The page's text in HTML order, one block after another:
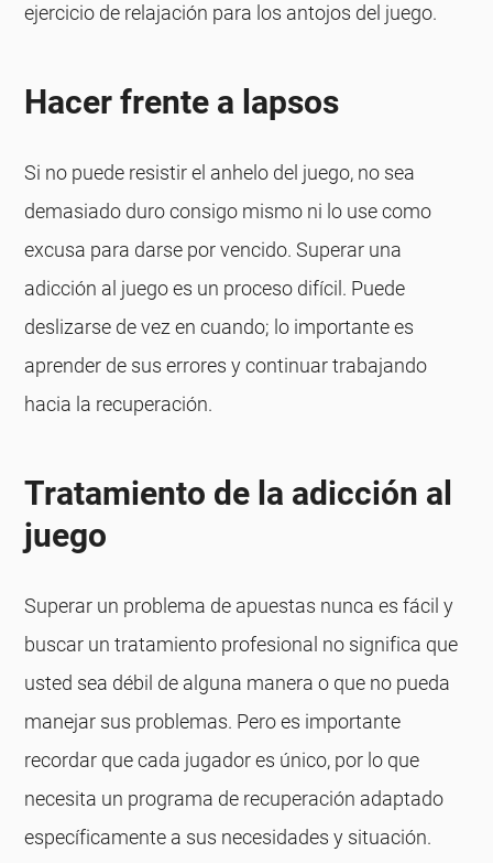
ejercicio de relajación para los antojos del juego.
Hacer frente a lapsos
Si no puede resistir el anhelo del juego, no sea
demasiado duro consigo mismo ni lo use como
excusa para darse por vencido. Superar una
adicción al juego es un proceso difícil. Puede
deslizarse de vez en cuando; lo importante es
aprender de sus errores y continuar trabajando
hacia la recuperación.
Tratamiento de la adicción al
juego
Superar un problema de apuestas nunca es fácil y
buscar un tratamiento profesional no significa que
usted sea débil de alguna manera o que no pueda
manejar sus problemas. Pero es importante
recordar que cada jugador es único, por lo que
necesita un programa de recuperación adaptado
específicamente a sus necesidades y situación.